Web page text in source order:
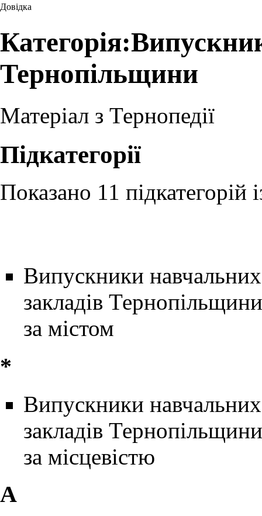
Довідка
Тернопільщини
Матеріал з Тернопедії
Підкатегорії
Показано 11 підкатегорій
Випускники навчальних
закладів Тернопільщини
за містом
*
Випускники навчальних
закладів Тернопільщини
за місцевістю
А